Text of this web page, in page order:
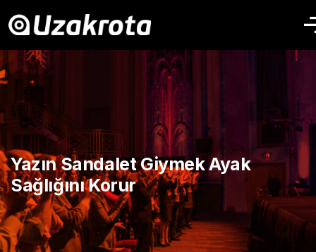
Yazın Sandalet Giymek Ayak
Sağlığını Korur